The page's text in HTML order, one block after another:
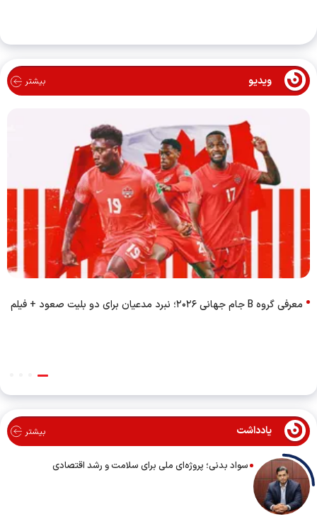
ویدیو بیشتر
معرفی گروه B جام جهانی ۲۰۲۶؛ نبرد مدعیان برای دو بلیت صعود + فیلم
یادداشت بیشتر
سواد بدنی؛ پروژه‌ای ملی برای سلامت و رشد اقتصادی